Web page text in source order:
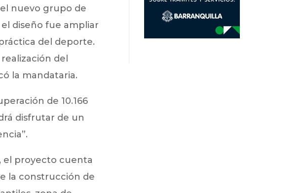
nuevo grupo de
el diseño fue ampliar
del deporte.
del
la mandataria.
de 10.166
disfrutar de un
el proyecto cuenta
la construcción de